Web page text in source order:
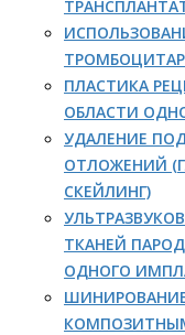
ПЛАСТИКА
ОБЛАСТИ
УДАЛЕНИЕ
ОТЛОЖЕНИЙ
СКЕЙЛИНГ)
ТКАНЕЙ
ОДНОГО